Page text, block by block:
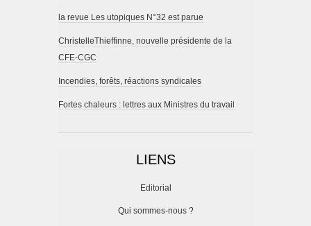
la revue Les utopiques N°32 est parue
ChristelleThieffinne, nouvelle présidente de la
CFE-CGC
Incendies, forêts, réactions syndicales
Fortes chaleurs : lettres aux Ministres du travail
LIENS
Editorial
Qui sommes-nous ?